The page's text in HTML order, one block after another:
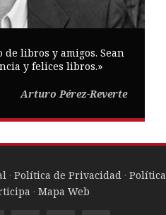
libros y amigos. Sean
y felices libros.»
Arturo Pérez-Reverte
· Política de Privacidad · Política
· Mapa Web